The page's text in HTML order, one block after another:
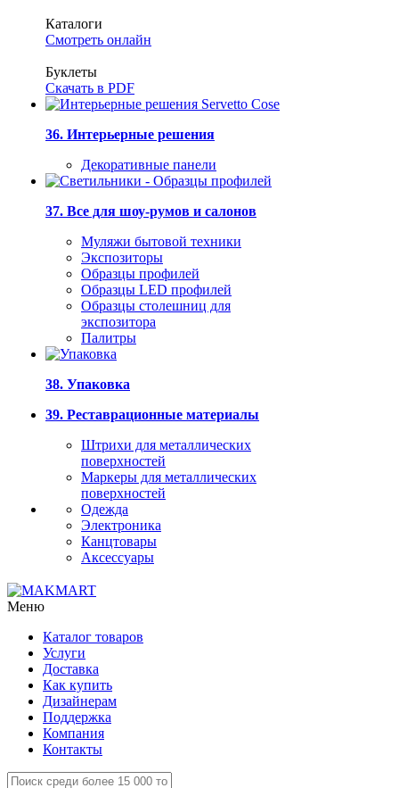
Каталоги
Смотреть онлайн
Буклеты
Скачать в PDF
36. Интерьерные решения
Декоративные панели
37. Все для шоу-румов и салонов
Муляжи бытовой техники
Экспозиторы
Образцы профилей
Образцы LED профилей
Образцы столешниц для
экспозитора
Палитры
38. Упаковка
39. Реставрационные материалы
Штрихи для металлических
поверхностей
Маркеры для металлических
поверхностей
Одежда
Электроника
Канцтовары
Аксессуары
Меню
Каталог товаров
Услуги
Доставка
Как купить
Дизайнерам
Поддержка
Компания
Контакты